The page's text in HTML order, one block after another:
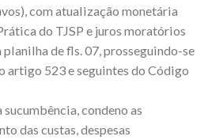
com atualização monetária
do TJSP e juros moratórios
planilha de fls. 07, prosseguindo-se
artigo 523 e seguintes do Código
condeno as
das custas, despesas